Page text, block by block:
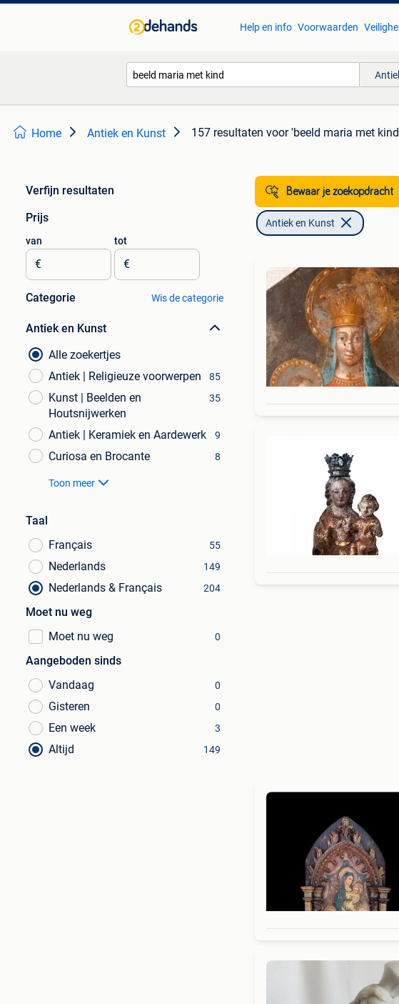
Help en info Voorwaarden
Home Antiek en Kunst 157 resultaten voor 'beeld maria met
Verfijn resultaten
Prijs
van
€
tot
€
Categorie Wis de categorie
Antiek en Kunst
Alle zoekertjes
Antiek | Religieuze voorwerpen
85
Kunst | Beelden en
Houtsnijwerken
35
Antiek | Keramiek en Aardewerk 9
Curiosa en Brocante 8
Toon meer
Taal
Français
55
Nederlands 149
Nederlands & Français 204
Moet nu weg
Moet nu weg
0
Aangeboden sinds
Vandaag
0
Gisteren 0
Een week 3
Altijd 149
Bewaar je zoekopdracht
Antiek en Kunst